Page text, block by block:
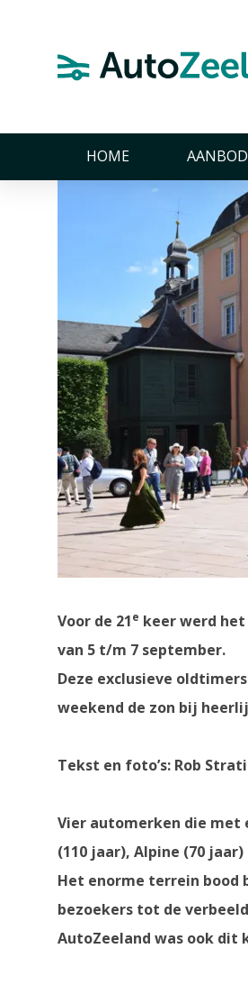
HOME AANBOD
Classic-Gala
27 oktober 2025
Voor de 21e keer werd het
van 5 t/m 7 september.
Deze exclusieve
weekend de zon bij
Tekst en foto’s: Rob
Vier automerken die met
(110 jaar), Alpine (70
Het enorme terrein bood
bezoekers tot de
AutoZeeland was ook dit